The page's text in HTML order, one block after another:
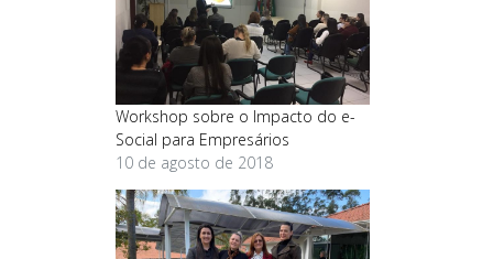
Workshop sobre o Impacto do e-
Social para Empresários
10 de agosto de 2018